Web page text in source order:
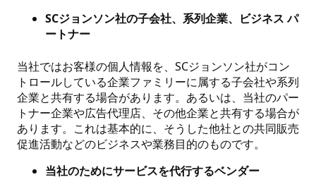
SCジョンソン社の子会社、系列企業、ビジネス パ
ートナー
当社ではお客様の個人情報を、SCジョンソン社がコン
トロールしている企業ファミリーに属する子会社や系列
企業と共有する場合があります。あるいは、当社のパー
トナー企業や広告代理店、その他企業と共有する場合が
あります。これは基本的に、そうした他社との共同販売
促進活動などのビジネスや業務目的のものです。
当社のためにサービスを代行するベンダー